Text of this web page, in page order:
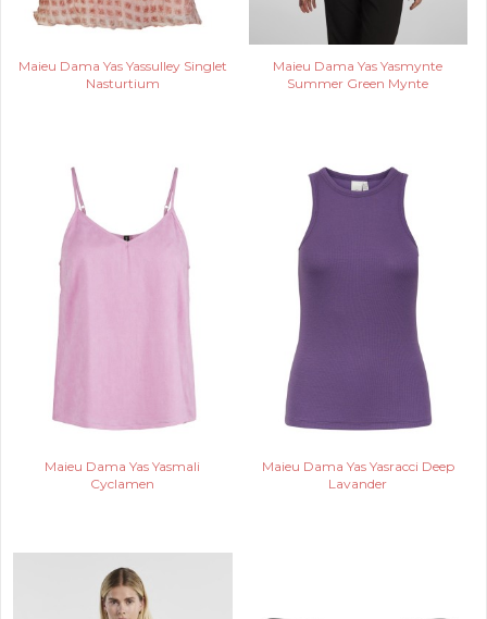
Maieu Dama Yas Yassulley Singlet
Nasturtium
Maieu Dama Yas Yasmynte
Summer Green Mynte
Maieu Dama Yas Yasmali
Cyclamen
Maieu Dama Yas Yasracci Deep
Lavander